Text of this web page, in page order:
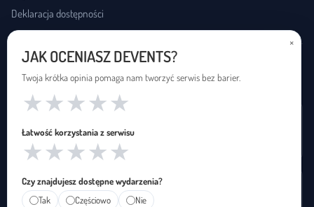
Deklaracja dostępności
USŁUGI DOSTĘPNOŚCI
Zapętleni · zapetleni.pl
Tłumaczenie na polski język migowy
×
JAK OCENIASZ DEVENTS?
Twoja krótka opinia pomaga nam tworzyć serwis bez barier.
★
★
★
★
★
Łatwość korzystania z serwisu
★
★
★
★
★
Czy znajdujesz dostępne wydarzenia?
Tak
Częściowo Nie